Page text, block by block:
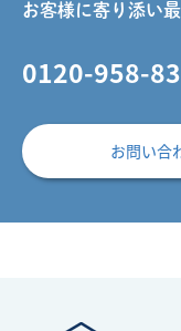
お客様に寄り添い
0120-958-
お問い合